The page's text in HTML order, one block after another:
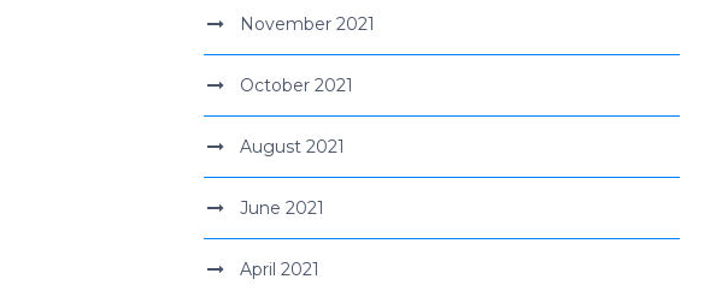
November 2021
October 2021
August 2021
June 2021
April 2021